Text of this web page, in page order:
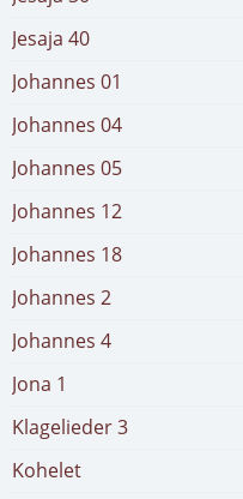
Jesaja 40
Johannes 01
Johannes 04
Johannes 05
Johannes 12
Johannes 18
Johannes 2
Johannes 4
Jona 1
Klagelieder 3
Kohelet